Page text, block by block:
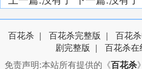
百花杀 百花杀完整版 百花
剧完整版
百花杀
免责声明:本站所有提供的《 百花杀